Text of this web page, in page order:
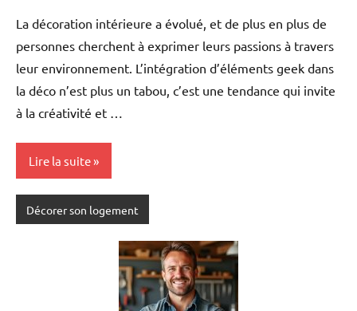
La décoration intérieure a évolué, et de plus en plus de
personnes cherchent à exprimer leurs passions à travers
leur environnement. L’intégration d’éléments geek dans
la déco n’est plus un tabou, c’est une tendance qui invite
à la créativité et …
Lire la suite
Décorer son logement